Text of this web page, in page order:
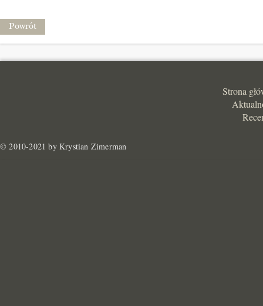
Powrót
Strona
© 2010-2021 by Krystian Zimerman